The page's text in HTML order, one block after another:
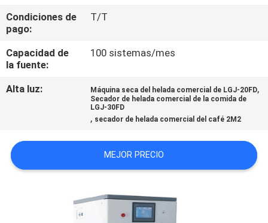
EN
CONTACTO
CON
CITA
Condiciones de
pago:
T/T
Capacidad de
la fuente:
100 sistemas/mes
Alta luz: Máquina seca del helada comercial de LGJ-20FD,
Secador de helada comercial de la comida de
LGJ-30FD
, secador de helada comercial del café 2M2
MEJOR PRECIO